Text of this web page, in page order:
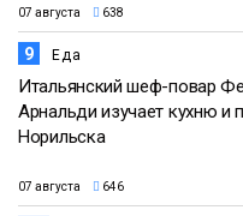
07 августа 638
9 Еда
Итальянский шеф-повар
Арнальди изучает кухню и
Норильска
07 августа 646